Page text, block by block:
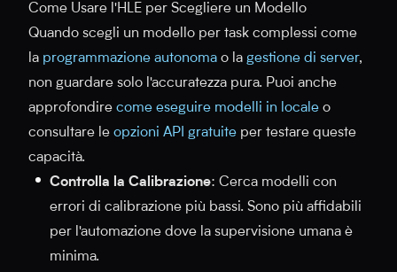
Come Usare l'HLE per Scegliere un Modello
Quando scegli un modello per task complessi come
la programmazione autonoma o la gestione di server,
non guardare solo l'accuratezza pura. Puoi anche
approfondire come eseguire modelli in locale o
consultare le opzioni API gratuite per testare queste
capacità.
Controlla la Calibrazione: Cerca modelli con
errori di calibrazione più bassi. Sono più affidabili
per l'automazione dove la supervisione umana è
minima.